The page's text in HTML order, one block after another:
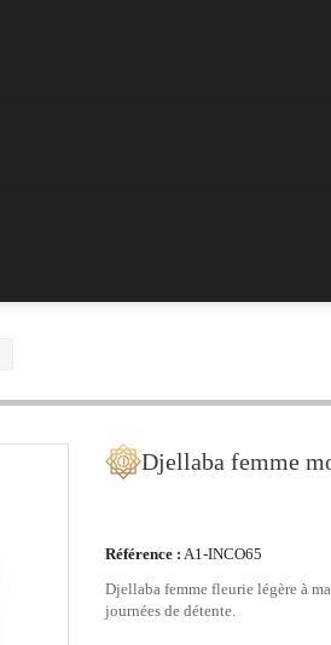
Djellaba femme
Référence : A1-INCO65
Djellaba femme fleurie légère à
journées de détente.